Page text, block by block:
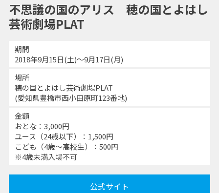
不思議の国のアリス 穂の国とよはし
芸術劇場PLAT
期間
2018年9月15日(土)～9月17日(月)
場所
穂の国とよはし芸術劇場PLAT
(愛知県豊橋市西小田原町123番地)
金額
おとな：3,000円
ユース（24歳以下）：1,500円
こども（4歳～高校生）：500円
※4歳未満入場不可
公式サイト